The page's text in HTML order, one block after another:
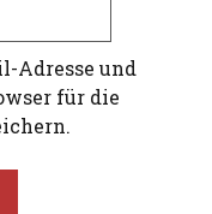
Adresse und
für die